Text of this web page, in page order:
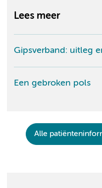
Lees meer
Gipsverband: uitleg
Een gebroken pols
Alle